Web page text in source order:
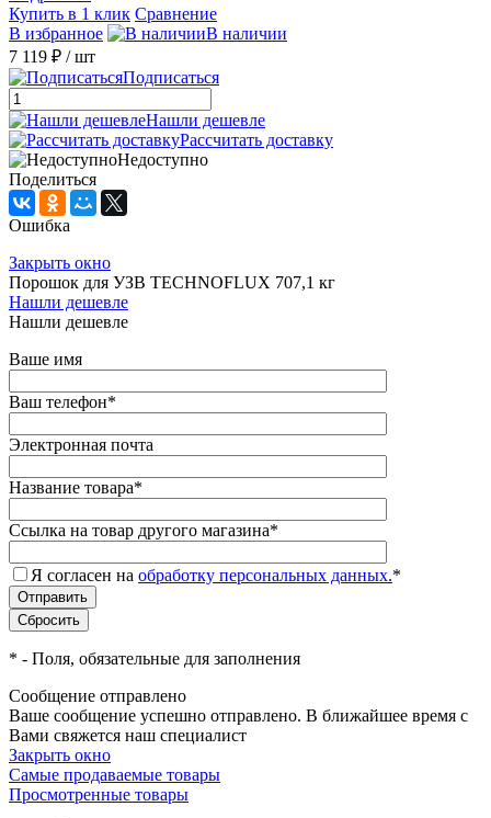
Купить в 1 клик Сравнение
В избранное
В наличии
7 119 ₽ / шт
Подписаться
Нашли дешевле
Рассчитать доставку
Недоступно
Поделиться
Ошибка
Закрыть окно
Порошок для УЗВ TECHNOFLUX 707,1 кг
Нашли дешевле
Нашли дешевле
Ваше имя
Ваш телефон*
Электронная почта
Название товара*
Ссылка на товар другого магазина*
Я согласен на обработку персональных данных.*
* - Поля, обязательные для заполнения
Сообщение отправлено
Ваше сообщение успешно отправлено. В ближайшее время с
Вами свяжется наш специалист
Закрыть окно
Самые продаваемые товары
Просмотренные товары